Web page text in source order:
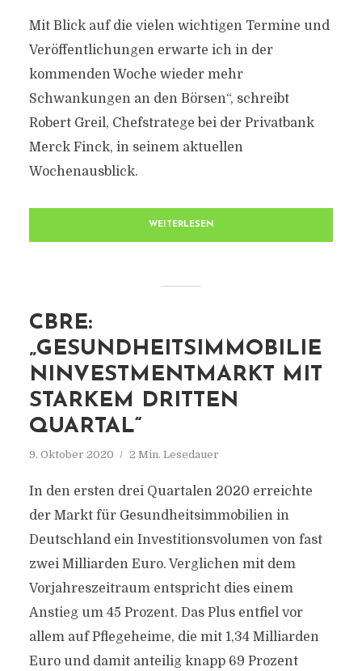
Mit Blick auf die vielen wichtigen Termine und
Veröffentlichungen erwarte ich in der
kommenden Woche wieder mehr
Schwankungen an den Börsen“, schreibt
Robert Greil, Chefstratege bei der Privatbank
Merck Finck, in seinem aktuellen
Wochenausblick.
WEITERLESEN
CBRE:
„GESUNDHEITSIMMOBILIE
NINVESTMENTMARKT MIT
STARKEM DRITTEN
QUARTAL“
9. Oktober 2020 2 Min. Lesedauer
In den ersten drei Quartalen 2020 erreichte
der Markt für Gesundheitsimmobilien in
Deutschland ein Investitionsvolumen von fast
zwei Milliarden Euro. Verglichen mit dem
Vorjahreszeitraum entspricht dies einem
Anstieg um 45 Prozent. Das Plus entfiel vor
allem auf Pflegeheime, die mit 1,34 Milliarden
Euro und damit anteilig knapp 69 Prozent